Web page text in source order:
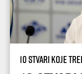
10 stvari koje